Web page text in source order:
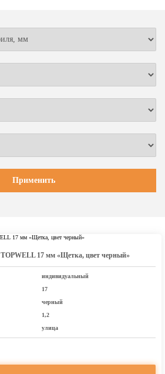
17 мм «Щетка, цвет черный»
индивидуальный
17
черный
1,2
улица